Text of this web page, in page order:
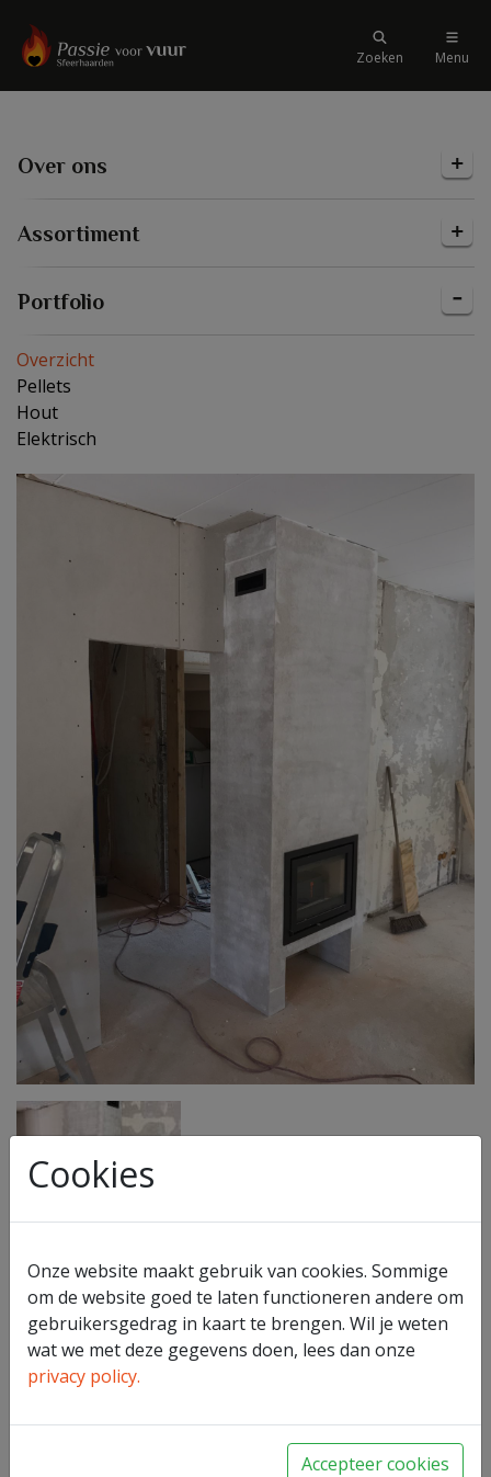
Zoeken Menu
Over ons
Assortiment
Portfolio
Overzicht
Pellets
Hout
Elektrisch
Dik Geurts Instyle
Cookies
Onze website maakt gebruik van cookies. Sommige
om de website goed te laten functioneren andere om
gebruikersgedrag in kaart te brengen. Wil je weten
wat we met deze gegevens doen, lees dan onze
privacy policy.
Accepteer cookies